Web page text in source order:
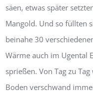
säen, etwas später
Mangold. Und so füllten
beinahe 30
Wärme auch im Ugental
sprießen. Von Tag zu
Boden verschwand